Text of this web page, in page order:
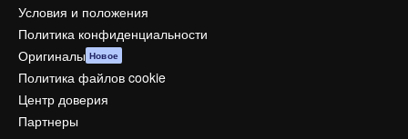
Условия и положения
Политика конфиденциальности
Оригиналы Новое
Политика файлов cookie
Центр доверия
Партнеры